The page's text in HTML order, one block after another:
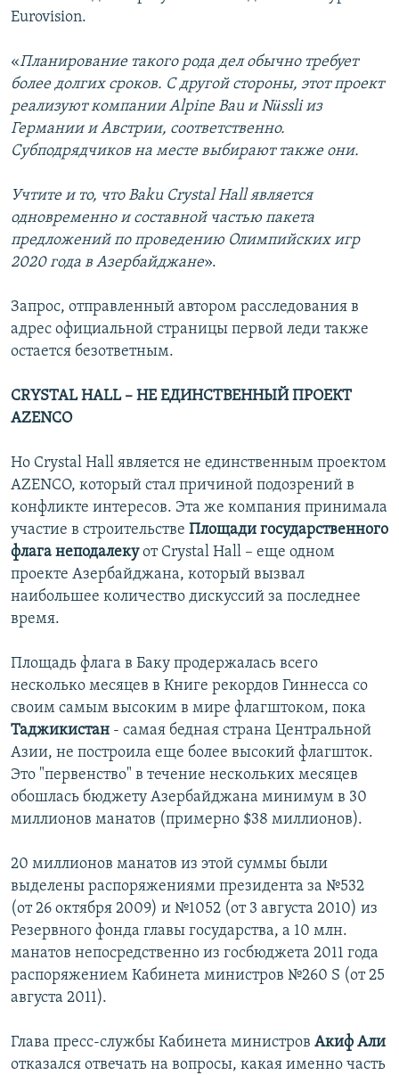
Eurovision.
«Планирование такого рода дел обычно требует
более долгих сроков. С другой стороны, этот проект
реализуют компании Alpine Bau и Nüssli из
Германии и Австрии, соответственно.
Субподрядчиков на месте выбирают также они.
Учтите и то, что Baku Crystal Hall является
одновременно и составной частью пакета
предложений по проведению Олимпийских игр
2020 года в Азербайджане».
Запрос, отправленный автором расследования в
адрес официальной страницы первой леди также
остается безответным.
CRYSTAL HALL – НЕ ЕДИНСТВЕННЫЙ ПРОЕКТ
AZENCO
Но Crystal Hall является не единственным проектом
AZENCO, который стал причиной подозрений в
конфликте интересов. Эта же компания принимала
участие в строительстве Площади государственного
флага неподалекуот Crystal Hall – еще одном
проекте Азербайджана, который вызвал
наибольшее количество дискуссий за последнее
время.
Площадь флага в Баку продержалась всего
несколько месяцев в Книге рекордов Гиннесса со
своим самым высоким в мире флагштоком, пока
Таджикистан - самая бедная страна Центральной
Азии, не построила еще более высокий флагшток.
Это "первенство" в течение нескольких месяцев
обошлась бюджету Азербайджана минимум в 30
миллионов манатов (примерно $38 миллионов).
20 миллионов манатов из этой суммы были
выделены распоряжениями президента за №532
(от 26 октября 2009) и №1052 (от 3 августа 2010) из
Резервного фонда главы государства, а 10 млн.
манатов непосредственно из госбюджета 2011 года
распоряжением Кабинета министров №260 S (от 25
августа 2011).
Глава пресс-службы Кабинета министров Акиф Али
отказался отвечать на вопросы, какая именно часть